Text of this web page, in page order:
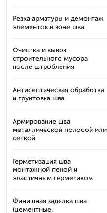
Резка арматуры и демонтаж
элементов в зоне шва
Очистка и вывоз
строительного мусора
после штробления
Антисептическая обработка
и грунтовка шва
Армирование шва
металлической полосой или
сеткой
Герметизация шва
монтажной пеной и
эластичным герметиком
Финишная заделка шва
(цементные,